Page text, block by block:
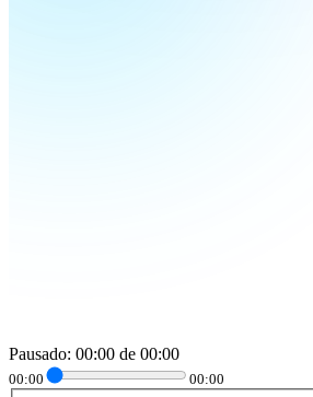
Pausado: 00:00 de 00:00
00:00 00:00